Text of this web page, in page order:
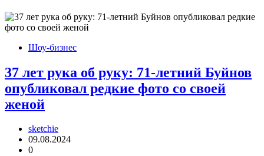
Шоу-бизнес
37 лет рука об руку: 71-летний Буйнов
опубликовал редкие фото со своей
женой
sketchie
09.08.2024
0